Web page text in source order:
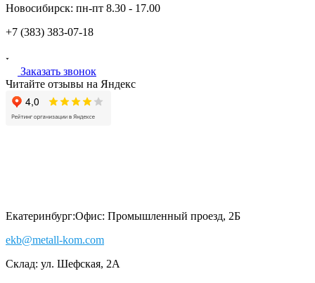
Новосибирск: пн-пт 8.30 - 17.00
+7 (383) 383-07-18
Заказать звонок
Читайте отзывы на Яндекс
Екатеринбург:Офис: Промышленный проезд, 2Б
ekb@metall-kom.com
Склад: ул. Шефская, 2А